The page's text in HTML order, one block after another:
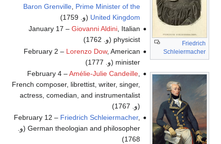
Friedrich
Schleiermacher
Baron Grenville Prime Minister of the
United Kingdom (و. 1759)
January 17 –Giovanni Aldini, Italian
physicist (و. 1762)
February 2 – Lorenzo Dow, American
minister (و. 1777)
February 4 –Amélie-Julie Candeille
French composer, librettist, writer, singer,
actress, comedian, and instrumentalist
(و. 1767)
February 12 – Friedrich Schleiermacher,
German theologian and philosopher (و.
1768)